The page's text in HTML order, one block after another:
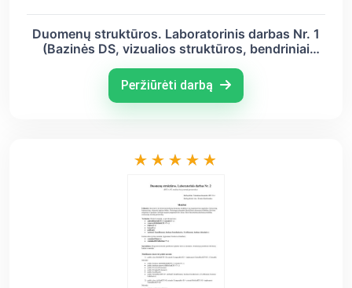
Duomenų struktūros. Laboratorinis darbas Nr. 1
(Bazinės DS, vizualios struktūros, bendriniai
Peržiūrėti darbą